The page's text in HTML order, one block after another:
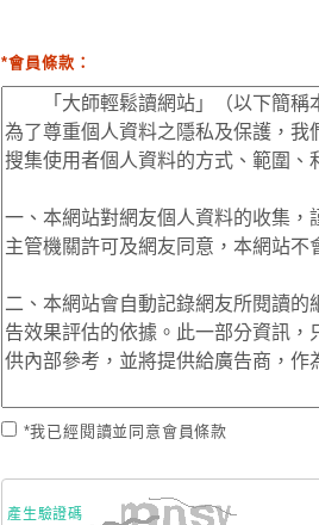
*會員條款：
*我已經閱讀並同意會員條款
產生驗證碼